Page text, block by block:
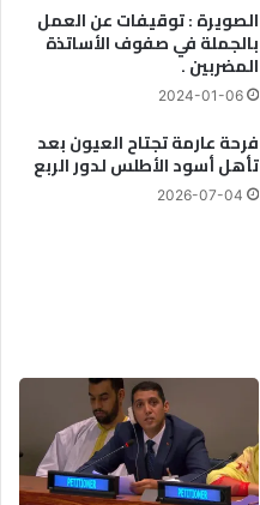
الصويرة : توقيفات عن العمل
بالجملة في صفوف الأساتذة
المضربين .
2024-01-06
فرحة عارمة تجتاح العيون بعد
تأهل أسود الأطلس لدور الربع
2026-07-04